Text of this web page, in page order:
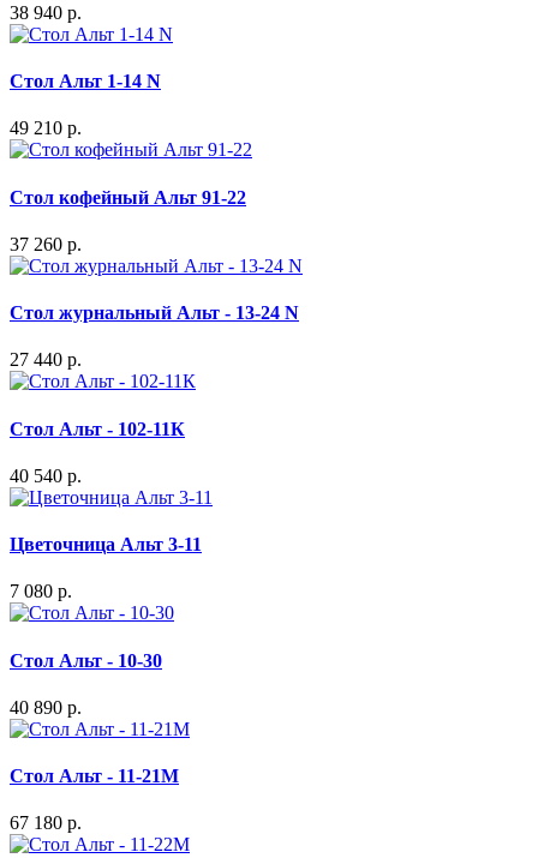
38 940 р.
Стол Альт 1-14 N
49 210 р.
Стол кофейный Альт 91-22
37 260 р.
Стол журнальный Альт - 13-24 N
27 440 р.
Стол Альт - 102-11К
40 540 р.
Цветочница Альт 3-11
7 080 р.
Стол Альт - 10-30
40 890 р.
Стол Альт - 11-21М
67 180 р.